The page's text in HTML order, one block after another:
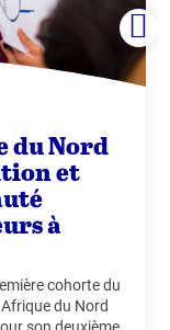
du Nord
et
à
cohorte du
du Nord